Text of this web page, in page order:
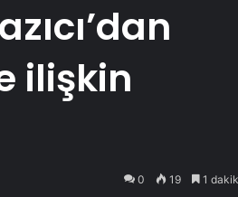
ilişkin
0 19 1